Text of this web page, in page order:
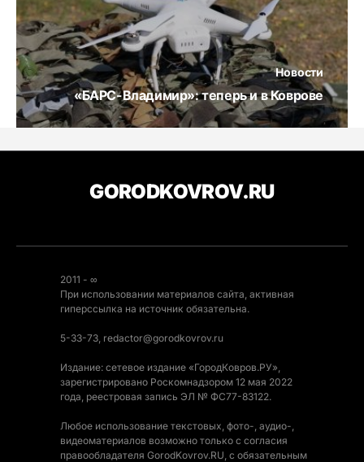
Новости
«БАРС-Владимир»: теперь и в Коврове
GORODKOVROV.RU
2011 - ∞
При использовании материалов сайта, активная
гиперссылка на источник обязательна.
5-33-73, redactor@gorodkovrov.ru
Издание: сетевое издание «ГородКовров.РУ»,
зарегистрировано Роскомнадзором 12 мая 2022
года, реестровая запись ЭЛ № ФС77-83122.
Любое использование текстовых, фото-, аудио-,
видеоматериалов возможно только с согласия
правообладателя GorodKovrov.RU, с обязательным